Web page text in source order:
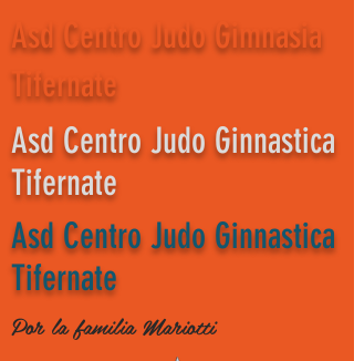
Asd Centro Judo Gimnasia
Tifernate
Asd Centro Judo Ginnastica
Tifernate
Asd Centro Judo Ginnastica
Tifernate
Por la familia Mariotti